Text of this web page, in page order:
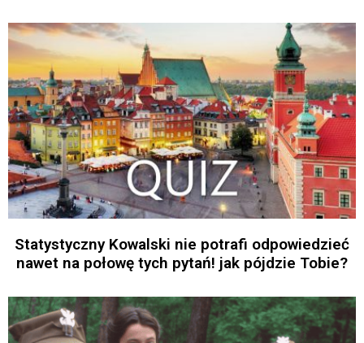
Statystyczny Kowalski nie potrafi odpowiedzieć
nawet na połowę tych pytań! jak pójdzie Tobie?